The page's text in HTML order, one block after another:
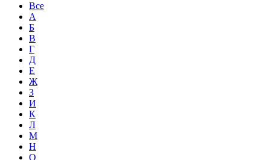
Все
А
Б
В
Г
Д
Е
Ж
З
И
К
Л
М
Н
О